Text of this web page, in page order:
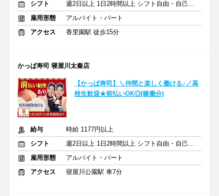
シフト
週2日以上 1日2時間以上 シフト自由・自己申告
雇用形態
アルバイト・パート
アクセス
香里園駅 徒歩15分
かっぱ寿司 寝屋川太秦店
【かっぱ寿司】＼仲間と楽しく働ける♪／高
校生歓迎★前払いOK◎(稼働分)
給与
時給 1177円以上
シフト
週2日以上 1日2時間以上 シフト自由・自己申告
雇用形態
アルバイト・パート
アクセス
寝屋川公園駅 車7分